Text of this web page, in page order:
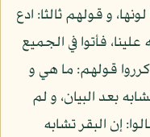
و قولهم ثالثا: ادع
فأتوا في الجميع
قولهم: ما هي و
بعد البيان، و لم
إن البقر تشابه